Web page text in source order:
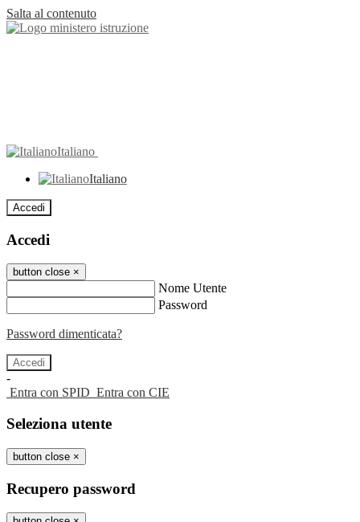
Salta al contenuto
Italiano
Italiano
Accedi
Accedi
button close ×
Nome Utente
Password
Password dimenticata?
-
Entra con SPID Entra con CIE
Seleziona utente
button close ×
Recupero password